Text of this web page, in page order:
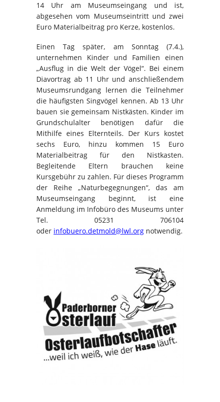
14 Uhr am Museumseingang und ist,
abgesehen vom Museumseintritt und zwei
Euro Materialbeitrag pro Kerze, kostenlos.
Einen Tag später, am Sonntag (7.4.),
unternehmen Kinder und Familien einen
„Ausflug in die Welt der Vögel“. Bei einem
Diavortrag ab 11 Uhr und anschließendem
Museumsrundgang lernen die Teilnehmer
die häufigsten Singvögel kennen. Ab 13 Uhr
bauen sie gemeinsam Nistkästen. Kinder im
Grundschulalter benötigen dafür die
Mithilfe eines Elternteils. Der Kurs kostet
sechs Euro, hinzu kommen 15 Euro
Materialbeitrag für den Nistkasten.
Begleitende Eltern brauchen keine
Kursgebühr zu zahlen. Für dieses Programm
der Reihe „Naturbegegnungen“, das am
Museumseingang beginnt, ist eine
Anmeldung im Infobüro des Museums unter
Tel. 05231 706104
oder infobuero.detmold@lwl.org notwendig.